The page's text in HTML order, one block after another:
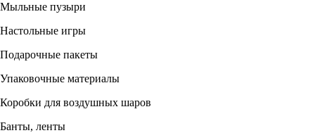
Мыльные пузыри
Настольные игры
Подарочные пакеты
Упаковочные материалы
Коробки для воздушных шаров
Банты, ленты